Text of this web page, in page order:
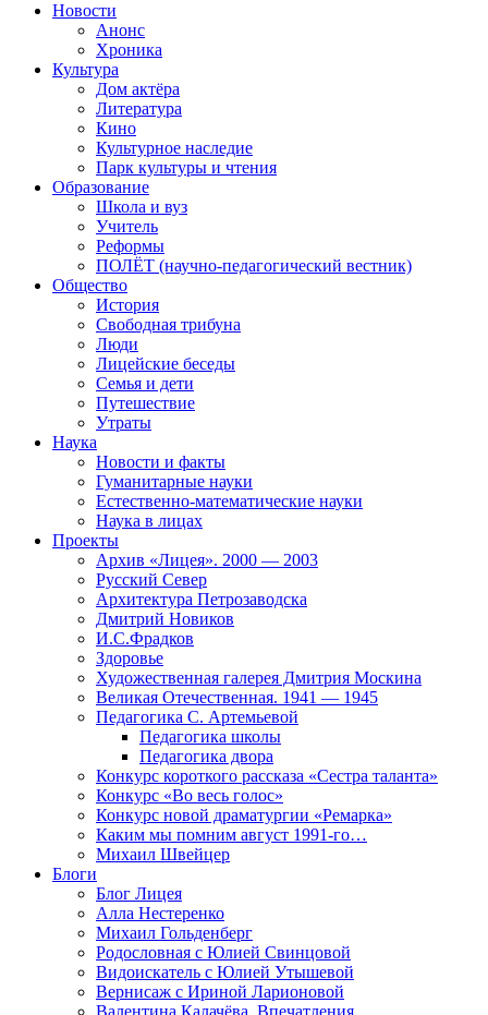
Новости
Анонс
Хроника
Культура
Дом актёра
Литература
Кино
Культурное наследие
Парк культуры и чтения
Образование
Школа и вуз
Учитель
Реформы
ПОЛЁТ (научно-педагогический вестник)
Общество
История
Свободная трибуна
Люди
Лицейские беседы
Семья и дети
Путешествие
Утраты
Наука
Новости и факты
Гуманитарные науки
Естественно-математические науки
Наука в лицах
Проекты
Архив «Лицея». 2000 — 2003
Русский Север
Архитектура Петрозаводска
Дмитрий Новиков
И.С.Фрадков
Здоровье
Художественная галерея Дмитрия Москина
Великая Отечественная. 1941 — 1945
Педагогика С. Артемьевой
Педагогика школы
Педагогика двора
Конкурс короткого рассказа «Сестра таланта»
Конкурс «Во весь голос»
Конкурс новой драматургии «Ремарка»
Каким мы помним август 1991-го…
Михаил Швейцер
Блоги
Блог Лицея
Алла Нестеренко
Михаил Гольденберг
Родословная с Юлией Свинцовой
Видоискатель с Юлией Утышевой
Вернисаж с Ириной Ларионовой